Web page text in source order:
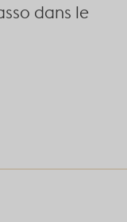
dans le